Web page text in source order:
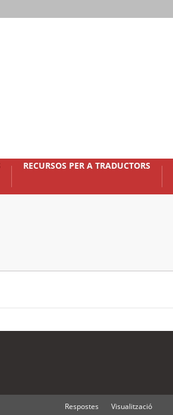
RECURSOS PER A TRADUCTORS
Respostes Visualització